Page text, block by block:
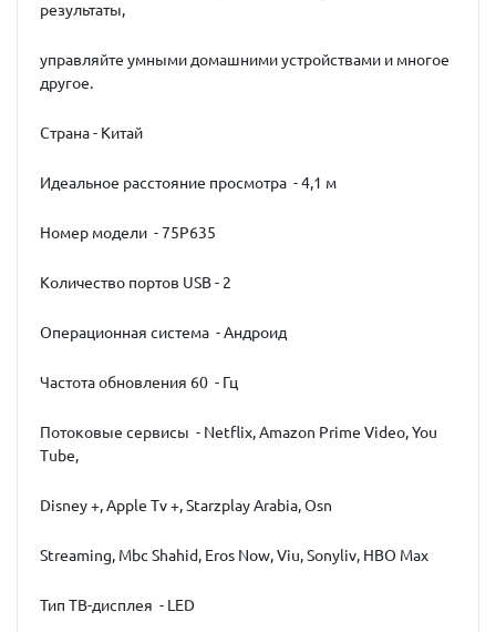
результаты,
управляйте умными домашними устройствами и многое
другое.
Страна - Китай
Идеальное расстояние просмотра - 4,1 м
Номер модели - 75P635
Количество портов USB - 2
Операционная система - Андроид
Частота обновления 60 - Гц
Потоковые сервисы - Netflix, Amazon Prime Video, You
Tube,
Disney +, Apple Tv +, Starzplay Arabia, Osn
Streaming, Mbc Shahid, Eros Now, Viu, Sonyliv, HBO Max
Тип ТВ-дисплея - LED